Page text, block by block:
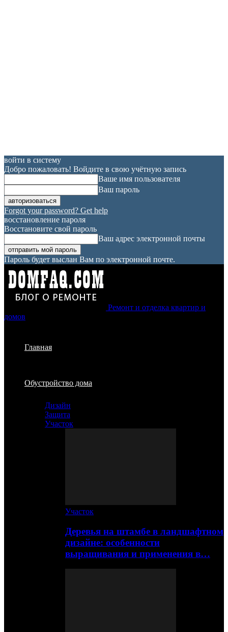
войти в систему
Добро пожаловать! Войдите в свою учётную запись
Ваше имя пользователя
Ваш пароль
Forgot your password? Get help
восстановление пароля
Восстановите свой пароль
Ваш адрес электронной почты
Пароль будет выслан Вам по электронной почте.
Ремонт и отделка квартир и
домов
Главная
Обустройство дома
Дизайн
Защита
Участок
Участок
Деревья на штамбе в ландшафтном
дизайне: особенности
выращивания и применения в…